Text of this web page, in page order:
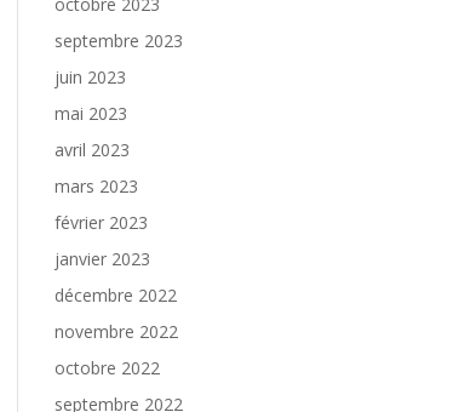
septembre 2023
juin 2023
mai 2023
avril 2023
mars 2023
février 2023
janvier 2023
décembre 2022
novembre 2022
octobre 2022
septembre 2022